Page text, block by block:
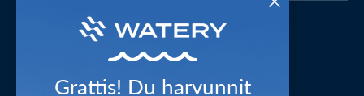
Videostudio
Shop the look
Press
Waterylife – Guider från experter
1-2 dagars leverans
Grattis! Du harvunnit